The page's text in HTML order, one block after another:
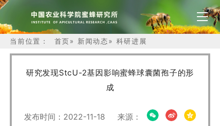
当前位置： 首页» 新闻动态» 科研进展
研究发现StcU-2基因影响蜜蜂球囊菌孢子的形
成
发布时间：2022-11-18 来源：